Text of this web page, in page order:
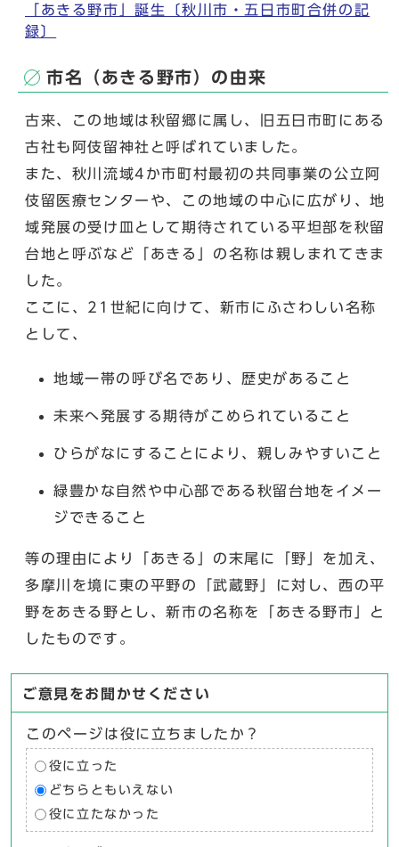
「あきる野市」誕生〔秋川市・五日市町合併の記
録〕
市名（あきる野市）の由来
古来、この地域は秋留郷に属し、旧五日市町にある
古社も阿伎留神社と呼ばれていました。
また、秋川流域4か市町村最初の共同事業の公立阿
伎留医療センターや、この地域の中心に広がり、地
域発展の受け皿として期待されている平坦部を秋留
台地と呼ぶなど「あきる」の名称は親しまれてきま
した。
ここに、21世紀に向けて、新市にふさわしい名称
として、
地域一帯の呼び名であり、歴史があること
未来へ発展する期待がこめられていること
ひらがなにすることにより、親しみやすいこと
緑豊かな自然や中心部である秋留台地をイメー
ジできること
等の理由により「あきる」の末尾に「野」を加え、
多摩川を境に東の平野の「武蔵野」に対し、西の平
野をあきる野とし、新市の名称を「あきる野市」と
したものです。
ご意見をお聞かせください
このページは役に立ちましたか？
役に立った
どちらともいえない
役に立たなかった